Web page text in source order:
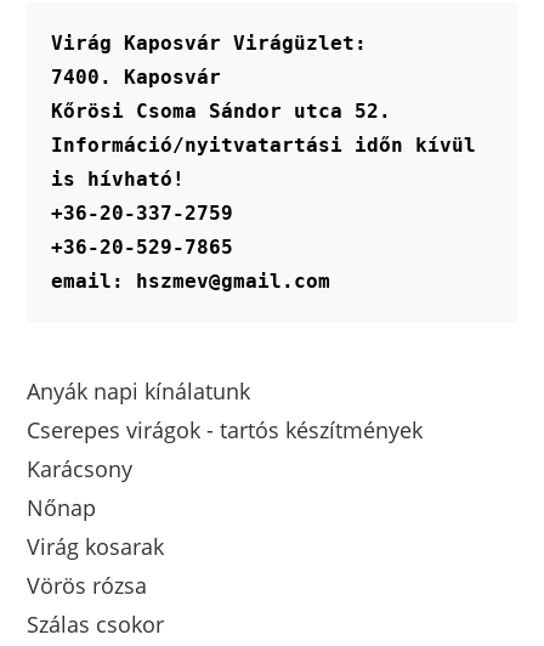
Virág Kaposvár Virágüzlet:
7400. Kaposvár
Kőrösi Csoma Sándor utca 52.
Információ/nyitvatartási időn kívül
is hívható!
+36-20-337-2759
+36-20-529-7865
email: hszmev@gmail.com
Anyák napi kínálatunk
Cserepes virágok - tartós készítmények
Karácsony
Nőnap
Virág kosarak
Vörös rózsa
Szálas csokor